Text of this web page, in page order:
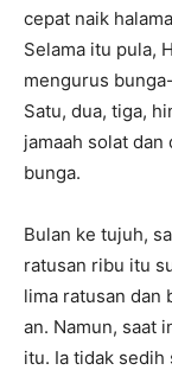
cepat naik
Selama itu pula,
mengurus
Satu, dua, tiga,
jamaah solat
bunga.
Bulan ke tujuh,
ratusan ribu itu
lima ratusan dan
an. Namun, saat
itu. Ia tidak sedih